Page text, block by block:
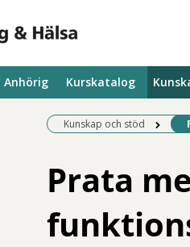
Anhörig Kurskatalog
Kunskap och stöd
Prata